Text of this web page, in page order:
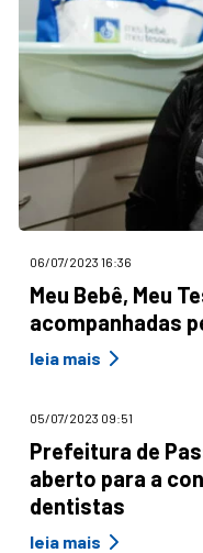
06/07/2023 16:36
Meu Bebê, Meu
acompanhadas
leia mais
05/07/2023 09:51
Prefeitura de
aberto para a
dentistas
leia mais